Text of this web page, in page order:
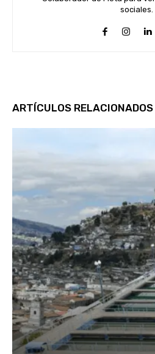
sociales.
ARTÍCULOS RELACIONADOS